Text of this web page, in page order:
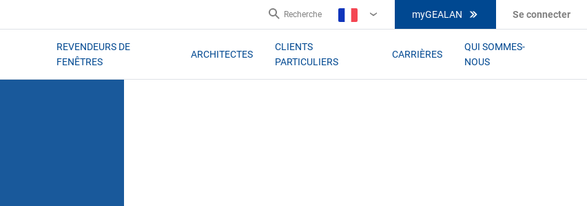
Recherche
FR
myGEALAN Se connecter
REVENDEURS DE
FENÊTRES
ARCHITECTES
CLIENTS
PARTICULIERS
CARRIÈRES
QUI SOMMES-
NOUS